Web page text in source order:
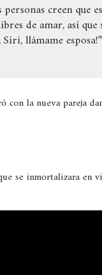
personas creen
de amar, así
Siri, llámame
con la nueva pareja
se inmortalizara en